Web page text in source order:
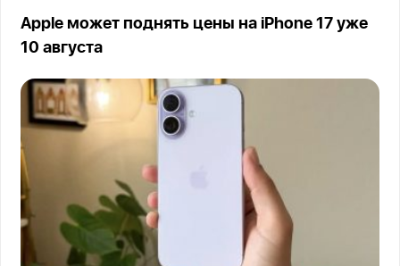
Apple может поднять цены на iPhone 17 уже
10 августа